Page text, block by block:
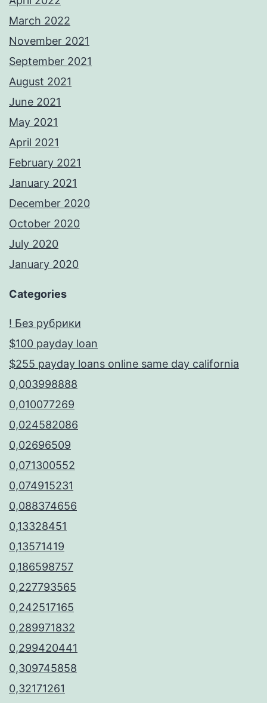
March 2022
November 2021
September 2021
August 2021
June 2021
May 2021
April 2021
February 2021
January 2021
December 2020
October 2020
July 2020
January 2020
Categories
! Без рубрики
$100 payday loan
$255 payday loans online same day california
0,003998888
0,010077269
0,024582086
0,02696509
0,071300552
0,074915231
0,088374656
0,13328451
0,13571419
0,186598757
0,227793565
0,242517165
0,289971832
0,299420441
0,309745858
0,32171261